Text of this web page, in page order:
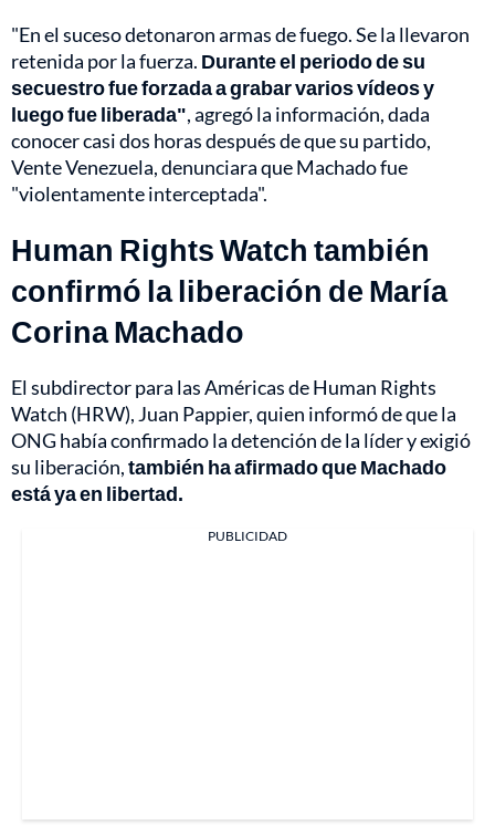
"En el suceso detonaron armas de fuego. Se la llevaron
retenida por la fuerza. Durante el periodo de su
secuestro fue forzada a grabar varios vídeos y
luego fue liberada", agregó la información, dada
conocer casi dos horas después de que su partido,
Vente Venezuela, denunciara que Machado fue
"violentamente interceptada".
Human Rights Watch también
confirmó la liberación de María
Corina Machado
El subdirector para las Américas de Human Rights
Watch (HRW), Juan Pappier, quien informó de que la
ONG había confirmado la detención de la líder y exigió
su liberación,también ha afirmado que Machado
está ya en libertad.
PUBLICIDAD